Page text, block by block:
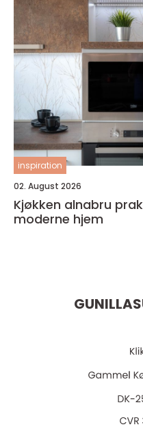
inspiration
02. August 2026
Kjøkken alnabru praktiske løsninger for
moderne hjem